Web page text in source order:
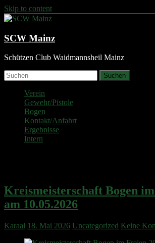
Skip to content
SCW Mainz
Schützen Club Waidmannsheil Mainz
Suchen
Verein
Gewehr/Pistole
Bogen
Kontakt/Anfahrt
Ergebnisse
Intern
Kreismeisterschaft Bogen
am 10.05.2026
Karaal 18. Mai 2026 Uncategorized Keine